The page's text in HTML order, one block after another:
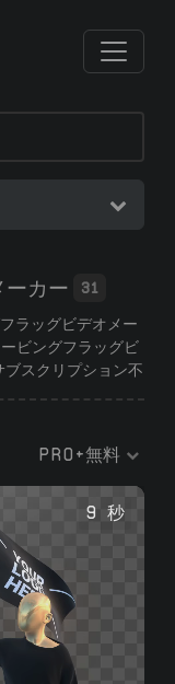
ーカー 31
ラッグビデオメー
ビングフラッグビ
スクリプション不
ンプレートを選
デオをダウンロー
、プレゼンテーシ
PRO+無料
9 秒